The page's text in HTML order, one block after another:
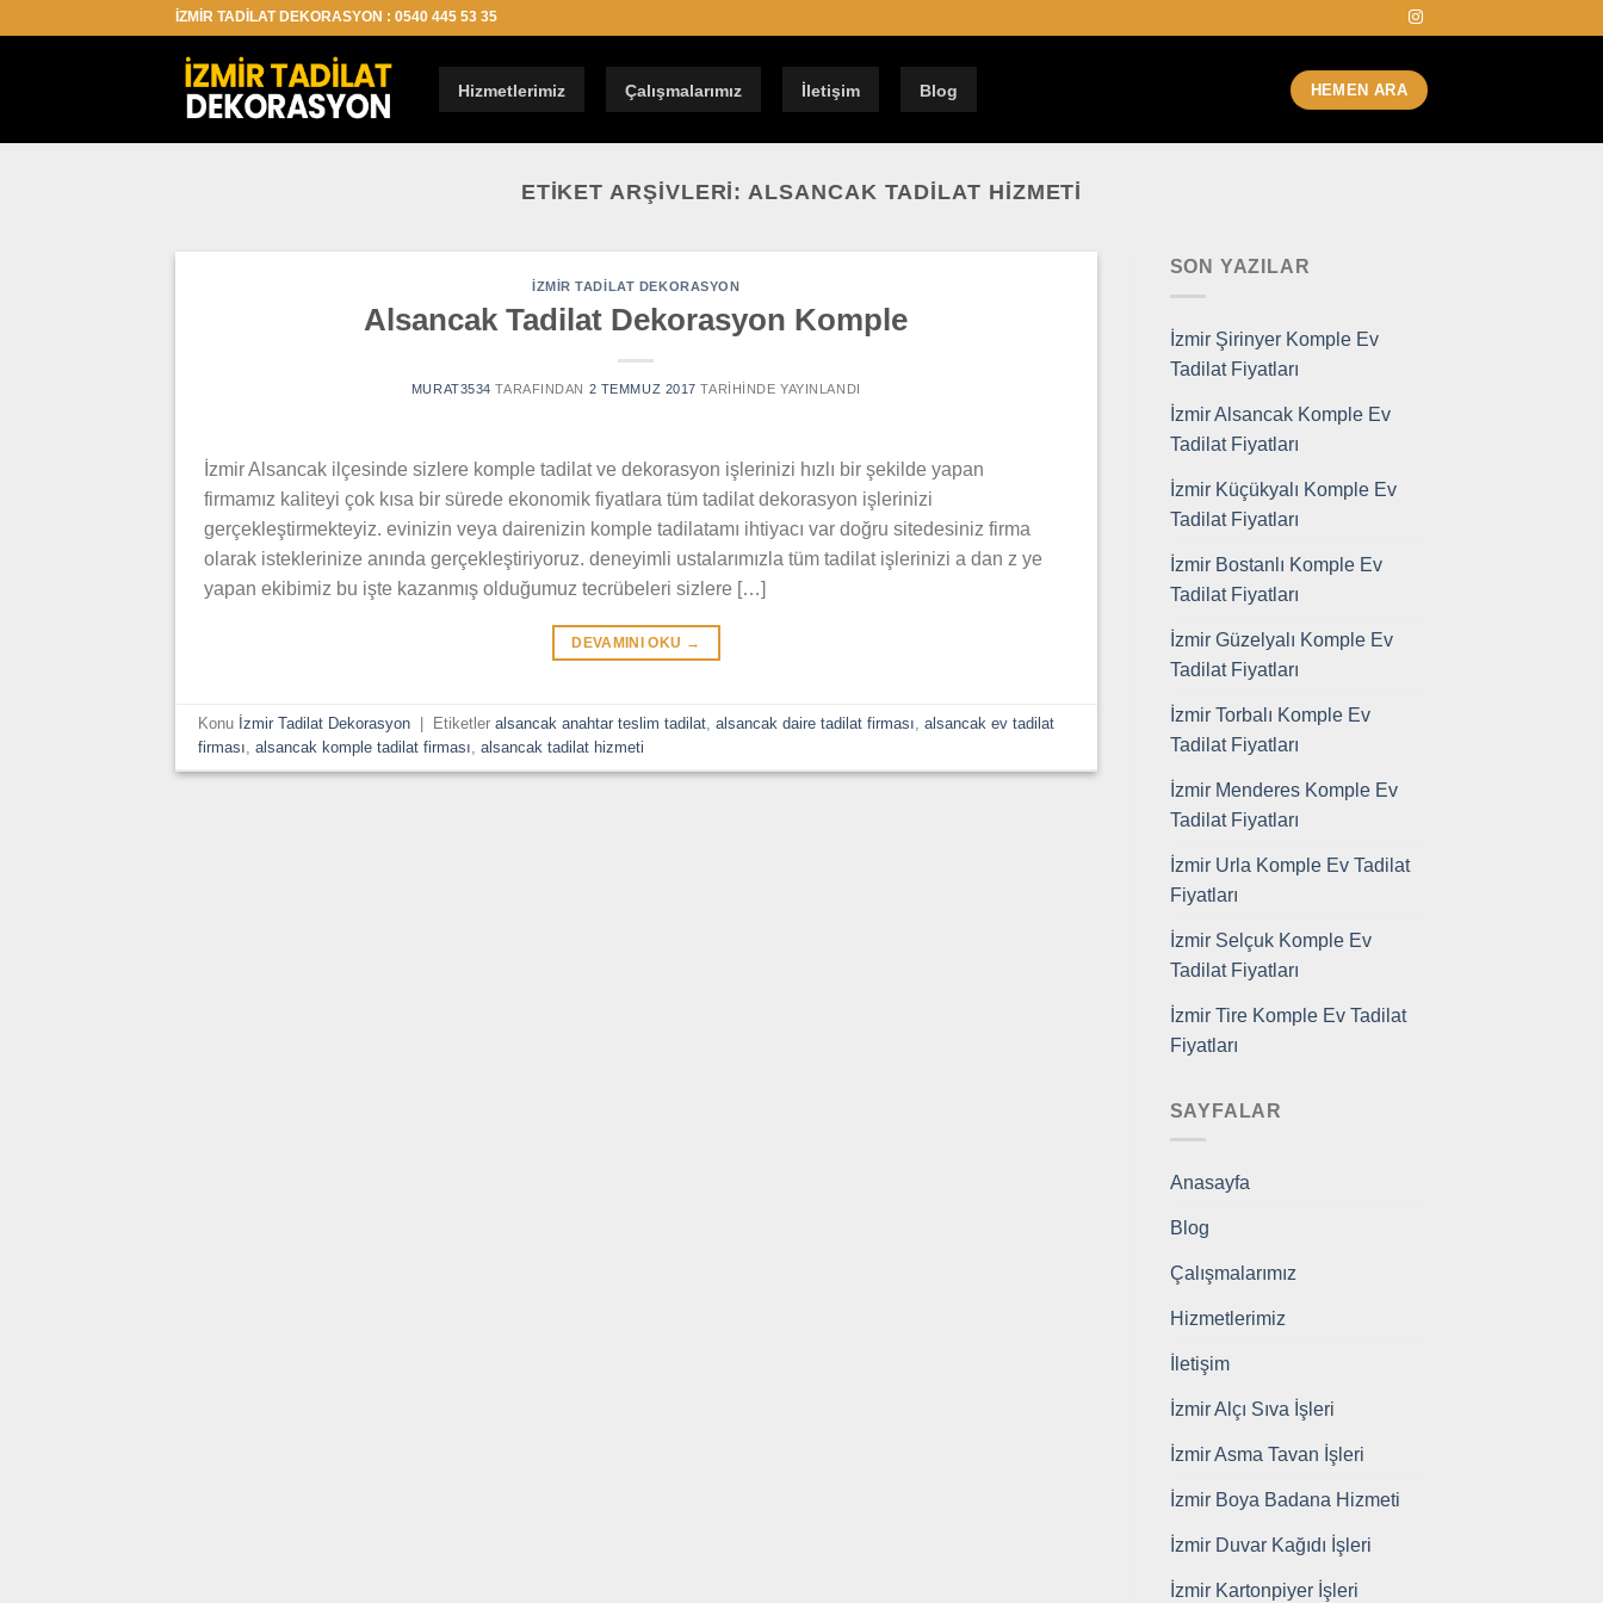
İZMİR TADİLAT DEKORASYON : 0540 445 53 35
Hizmetlerimiz Çalışmalarımız İletişim Blog HEMEN ARA
ETIKET ARŞIVLERI: ALSANCAK TADILAT HIZMETI
İZMIR TADILAT DEKORASYON
Alsancak Tadilat Dekorasyon Komple
MURAT3534 TARAFINDAN 2 TEMMUZ 2017 TARIHINDE YAYINLANDI
İzmir Alsancak ilçesinde sizlere komple tadilat ve dekorasyon işlerinizi hızlı bir şekilde yapan
firmamız kaliteyi çok kısa bir sürede ekonomik fiyatlara tüm tadilat dekorasyon işlerinizi
gerçekleştirmekteyiz. evinizin veya dairenizin komple tadilatamı ihtiyacı var doğru sitedesiniz firma
olarak isteklerinize anında gerçekleştiriyoruz. deneyimli ustalarımızla tüm tadilat işlerinizi a dan z ye
yapan ekibimiz bu işte kazanmış olduğumuz tecrübeleri sizlere […]
DEVAMINI OKU →
Konu İzmir Tadilat Dekorasyon Etiketleralsancak anahtar teslim tadilat,alsancak daire tadilat firması,alsancak ev tadilat
firması,alsancak komple tadilat firması,alsancak tadilat hizmeti
SON YAZILAR
İzmir Şirinyer Komple Ev
Tadilat Fiyatları
İzmir Alsancak Komple Ev
Tadilat Fiyatları
İzmir Küçükyalı Komple Ev
Tadilat Fiyatları
İzmir Bostanlı Komple Ev
Tadilat Fiyatları
İzmir Güzelyalı Komple Ev
Tadilat Fiyatları
İzmir Torbalı Komple Ev
Tadilat Fiyatları
İzmir Menderes Komple Ev
Tadilat Fiyatları
İzmir Urla Komple Ev Tadilat
Fiyatları
İzmir Selçuk Komple Ev
Tadilat Fiyatları
İzmir Tire Komple Ev Tadilat
Fiyatları
SAYFALAR
Anasayfa
Blog
Çalışmalarımız
Hizmetlerimiz
İletişim
İzmir Alçı Sıva İşleri
İzmir Asma Tavan İşleri
İzmir Boya Badana Hizmeti
İzmir Duvar Kağıdı İşleri
İzmir Kartonpiyer İşleri